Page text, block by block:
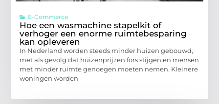
E-Commerce
Hoe een wasmachine stapelkit of
verhoger een enorme ruimtebesparing
kan opleveren
In Nederland worden steeds minder huizen gebouwd,
met als gevolg dat huizenprijzen fors stijgen en mensen
met minder ruimte genoegen moeten nemen. Kleinere
woningen worden